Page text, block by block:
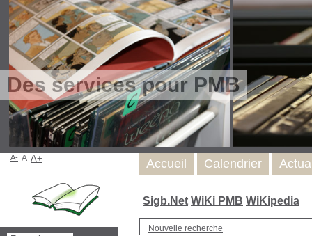
Des services pour PMB
Sigb.Net WiKi PMB WiKipedia
Nouvelle recherche
Accueil Calendrier
A- A A+